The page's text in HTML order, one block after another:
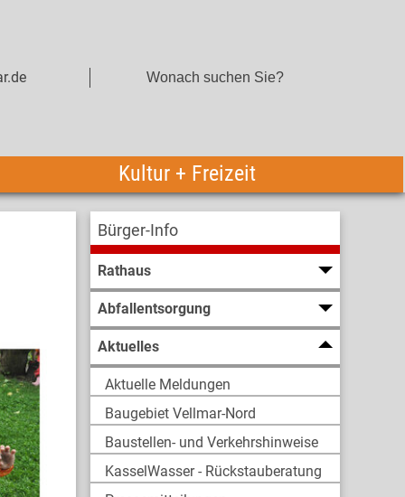
Kultur + Freizeit
Bürger-Info
Rathaus
Abfallentsorgung
Aktuelles
Aktuelle Meldungen
Baugebiet Vellmar-Nord
Baustellen- und Verkehrshinweise
KasselWasser - Rückstauberatung